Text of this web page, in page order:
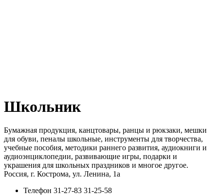
Школьник
Бумажная продукция, канцтовары, ранцы и рюкзаки, мешки
для обуви, пеналы школьные, инструменты для творчества,
учебные пособия, методики раннего развития, аудиокниги и
аудиоэнциклопедии, развивающие игры, подарки и
украшения для школьных праздников и многое другое.
Россия, г. Кострома, ул. Ленина, 1а
Телефон 31-27-83 31-25-58